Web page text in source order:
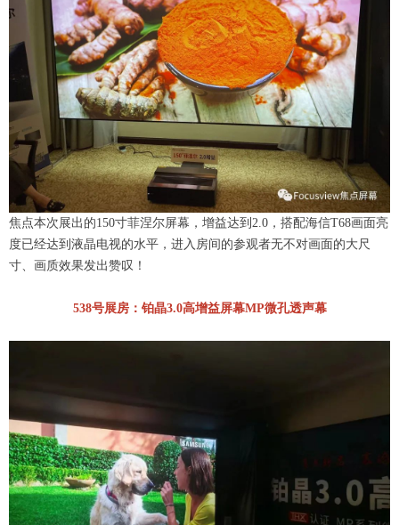
焦点本次展出的150寸菲涅尔屏幕，增益达到2.0，搭配海信T68画面亮
度已经达到液晶电视的水平，进入房间的参观者无不对画面的大尺
寸、画质效果发出赞叹！
538号展房：铂晶3.0高增益屏幕MP微孔透声幕